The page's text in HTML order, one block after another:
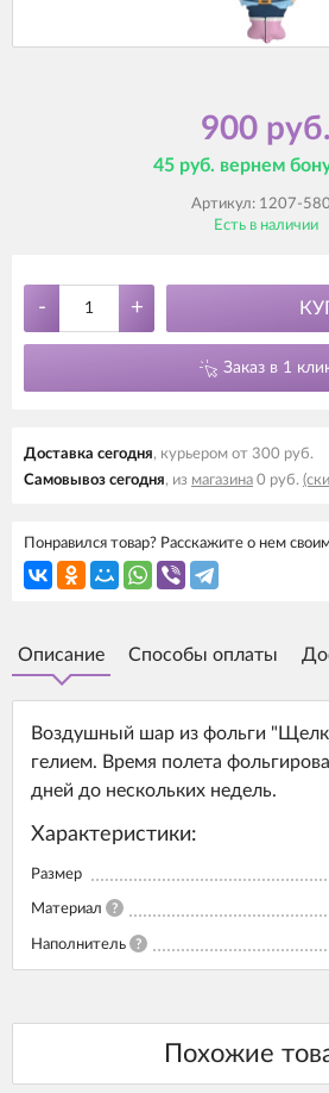
900 руб.
45 руб. вернем
Артикул: 1207-
Есть в наличии
- +
Заказ в 1
Доставка cегодня, курьером от 300 руб.
Самовывоз cегодня, из магазина 0 руб.
Понравился товар? Расскажите о нем
Описание Способы оплаты
Воздушный шар из фольги
гелием. Время полета
дней до нескольких недель.
Характеристики:
Размер
Материал ?
Наполнитель ?